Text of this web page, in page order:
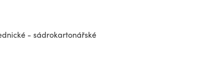
- sádrokartonářské